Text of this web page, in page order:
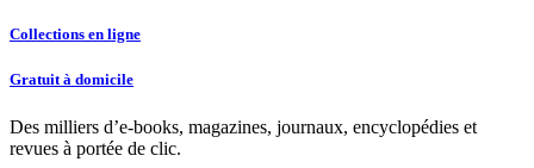
Collections en ligne
Gratuit à domicile
Des milliers d’e-books, magazines, journaux, encyclopédies et
revues à portée de clic.